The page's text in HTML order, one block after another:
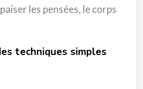
les pensées, le corps
techniques simples